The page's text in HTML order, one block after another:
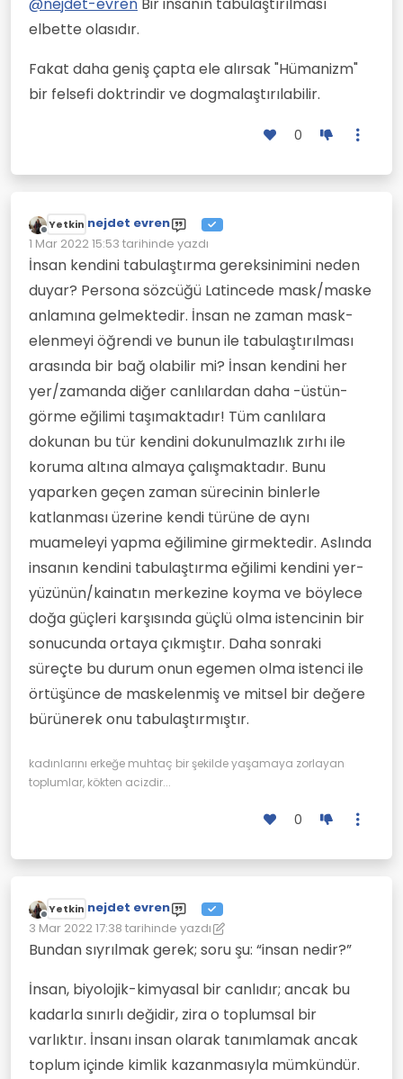
@nejdet-evren Bir insanın tabulaştırılması
elbette olasıdır.
Fakat daha geniş çapta ele alırsak "Hümanizm"
bir felsefi doktrindir ve dogmalaştırılabilir.
0
Çevrimdışı
Yetkin nejdet evren
1 Mar 2022 15:53 tarihinde yazdı
Son düzenleyen:
İnsan kendini tabulaştırma gereksinimini neden
duyar? Persona sözcüğü Latincede mask/maske
anlamına gelmektedir. İnsan ne zaman mask-
elenmeyi öğrendi ve bunun ile tabulaştırılması
arasında bir bağ olabilir mi? İnsan kendini her
yer/zamanda diğer canlılardan daha -üstün-
görme eğilimi taşımaktadır! Tüm canlılara
dokunan bu tür kendini dokunulmazlık zırhı ile
koruma altına almaya çalışmaktadır. Bunu
yaparken geçen zaman sürecinin binlerle
katlanması üzerine kendi türüne de aynı
muameleyi yapma eğilimine girmektedir. Aslında
insanın kendini tabulaştırma eğilimi kendini yer-
yüzünün/kainatın merkezine koyma ve böylece
doğa güçleri karşısında güçlü olma istencinin bir
sonucunda ortaya çıkmıştır. Daha sonraki
süreçte bu durum onun egemen olma istenci ile
örtüşünce de maskelenmiş ve mitsel bir değere
bürünerek onu tabulaştırmıştır.
kadınlarını erkeğe muhtaç bir şekilde yaşamaya zorlayan
toplumlar, kökten acizdir...
0
Çevrimdışı
Yetkin nejdet evren
3 Mar 2022 17:38 tarihinde yazdı
Son düzenleyen: nejdet evren3 Mar 2022 17:39
Bundan sıyrılmak gerek; soru şu: “insan nedir?”
İnsan, biyolojik-kimyasal bir canlıdır; ancak bu
kadarla sınırlı değidir, zira o toplumsal bir
varlıktır. İnsanı insan olarak tanımlamak ancak
toplum içinde kimlik kazanmasıyla mümkündür.